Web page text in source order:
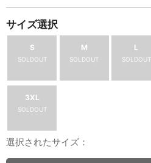
サイズ選択
S
SOLDOUT
M
SOLDOUT
L
SOLDOUT
3XL
SOLDOUT
選択されたサイズ：